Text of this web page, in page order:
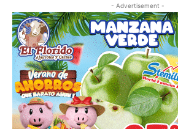
- Advertisement -